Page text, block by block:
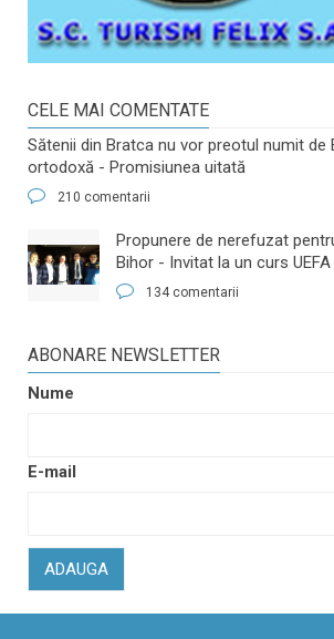
CELE MAI COMENTATE
Sătenii din Bratca nu vor preotul numit de
ortodoxă - Promisiunea uitată
210 comentarii
​Propunere de nerefuzat
Bihor - Invitat la un curs UEFA
134 comentarii
ABONARE NEWSLETTER
Nume
E-mail
ADAUGA